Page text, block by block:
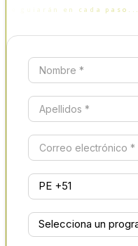
te guiarán en cada paso...
Nombre *
Apellidos *
Correo electrónico *